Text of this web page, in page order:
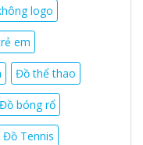
logo
em
Đồ thể thao
Đồ bóng rổ
Đồ Tennis